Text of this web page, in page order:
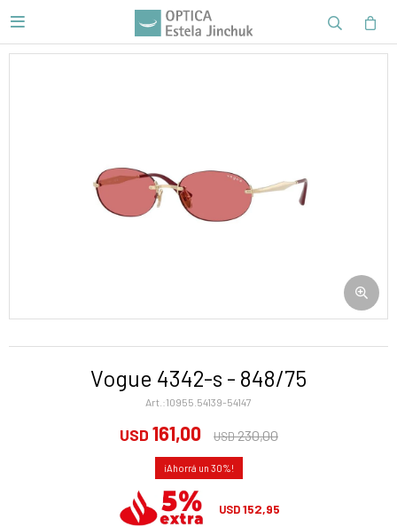

Vogue 4342-s - 848/75
10955.54139-54147
USD 161,00 USD230,00
30
USD152,95